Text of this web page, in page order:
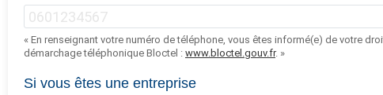
« En renseignant votre numéro de téléphone, vous êtes informé(e) de votre
démarchage téléphonique Bloctel : www.bloctel.gouv.fr. »
Si vous êtes une entreprise